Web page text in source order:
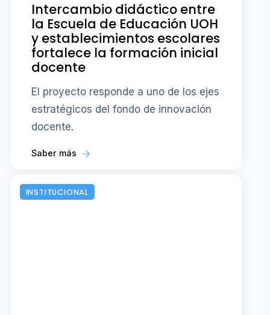
Intercambio didáctico entre
la Escuela de Educación UOH
y establecimientos escolares
fortalece la formación inicial
docente
El proyecto responde a uno de los ejes
estratégicos del fondo de innovación
docente.
Saber más
INSTITUCIONAL